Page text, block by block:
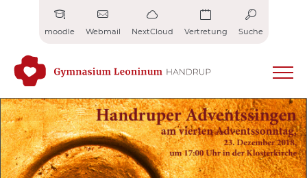
moodle Webmail NextCloud Vertretung Suche